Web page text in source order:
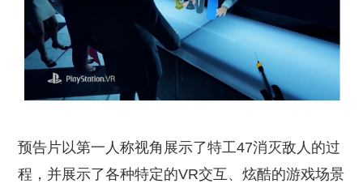
预告片以第一人称视角展示了特工47消灭敌人的过
程，并展示了各种特定的VR交互、炫酷的游戏场景